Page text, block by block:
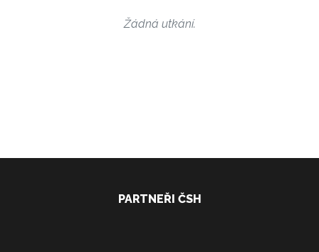
Žádná utkání.
PARTNEŘI ČSH